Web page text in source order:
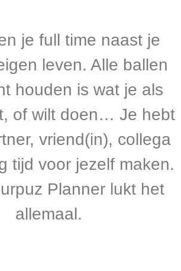
je full time naast je
leven. Alle ballen
houden is wat je als
of wilt doen… Je hebt
vriend(in), collega
tijd voor jezelf maken.
Planner lukt het
allemaal.